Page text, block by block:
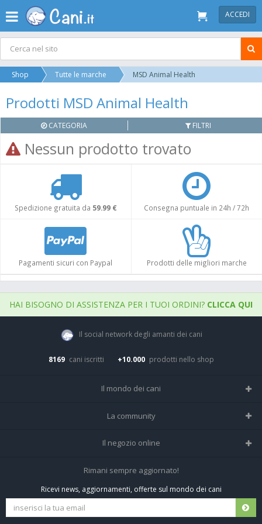
ACCEDI
Shop Tutte le marche MSD Animal Health
Prodotti MSD Animal Health
CATEGORIA FILTRI
Nessun prodotto trovato
Spedizione gratuita da 59.99 € Consegna puntuale in 24h / 72h
Pagamenti sicuri con Paypal Prodotti delle migliori marche
HAI BISOGNO DI ASSISTENZA PER I TUOI ORDINI? CLICCA QUI
Il social network degli amanti dei cani
8169 cani iscritti +10.000 prodotti nello shop
Il mondo dei cani
Tutte le razze
La community
Home
Tutti i cani iscritti
Il negozio online
Negozio per cani
Spedizioni e resi
Rimani sempre aggiornato!
Ricevi news, aggiornamenti, offerte sul mondo dei cani